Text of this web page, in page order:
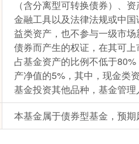
（含分离型可转换债券）、
金融工具以及法律法规或中
益类资产，也不参与一级市
债券而产生的权证，在其可
占基金资产的比例不低于
产净值的5%，其中，现金类
基金投资其他品种，基金管理
本基金属于债券型基金，预